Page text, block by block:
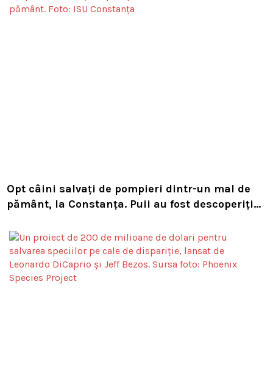
Opt câini salvați de pompieri dintr-un mal de
pământ, la Constanța. Puii au fost descoperiți